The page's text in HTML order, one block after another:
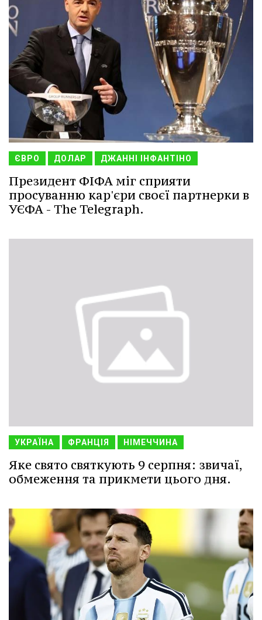
ЄВРО ДОЛАР ДЖАННІ ІНФАНТІНО
Президент ФІФА міг сприяти
просуванню кар'єри своєї партнерки в
УЄФА - The Telegraph.
УКРАЇНА ФРАНЦІЯ НІМЕЧЧИНА
Яке свято святкують 9 серпня: звичаї,
обмеження та прикмети цього дня.